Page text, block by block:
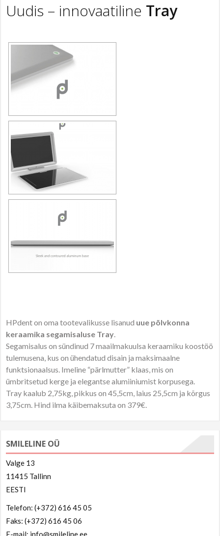
Uudis – innovaatiline Tray
HPdent on oma tootevalikusse lisanud uue põlvkonna
keraamika segamisaluse Tray.
Segamisalus on sündinud 7 maailmakuulsa keraamiku koostöö
tulemusena, kus on ühendatud disain ja maksimaalne
funktsionaalsus. Imeline “pärlmutter” klaas, mis on
ümbritsetud kerge ja elegantse alumiiniumist korpusega.
Tray kaalub 2,75kg, pikkus on 45,5cm, laius 25,5cm ja kõrgus
3,75cm. Hind ilma käibemaksuta on 379€.
SMILELINE OÜ
Valge 13
11415 Tallinn
EESTI
Telefon: (+372) 616 45 05
Faks: (+372) 616 45 06
E-mail: info@smileline.ee